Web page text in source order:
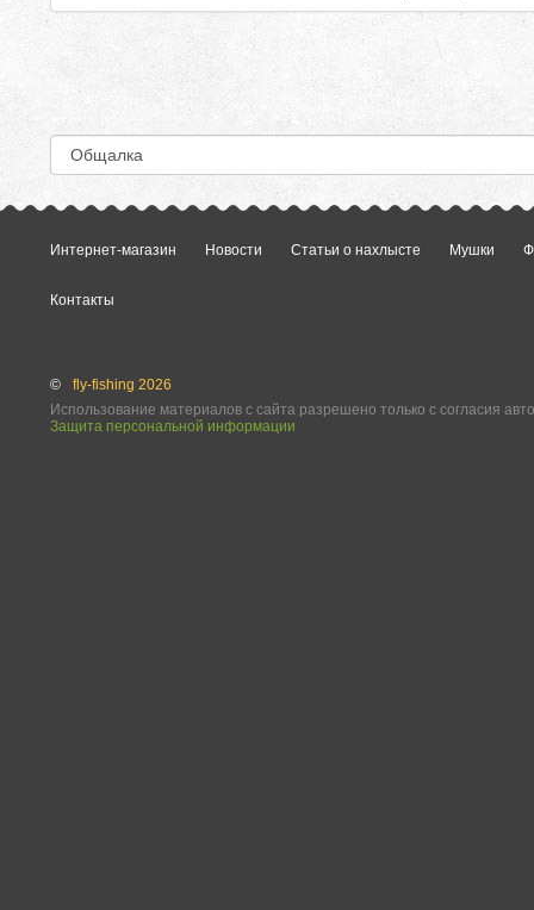
Интернет-магазин Новости Статьи о нахлысте Мушки
Контакты
©
fly-fishing 2026
Использование материалов с сайта разрешено только с согласия
Защита персональной информации